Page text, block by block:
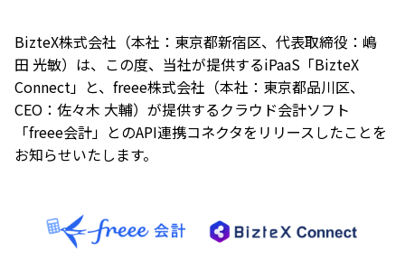
BizteX株式会社（本社：東京都新宿区、代表取締役：嶋
田 光敏）は、この度、当社が提供するiPaaS「BizteX
Connect」と、freee株式会社（本社：東京都品川区、
CEO：佐々木 大輔）が提供するクラウド会計ソフト
「freee会計」とのAPI連携コネクタをリリースしたことを
お知らせいたします。